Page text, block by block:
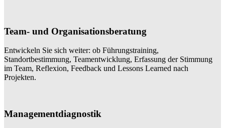
Team- und Organisationsberatung
Entwickeln Sie sich weiter: ob Führungstraining,
Standortbestimmung, Teamentwicklung, Erfassung der Stimmung
im Team, Reflexion, Feedback und Lessons Learned nach
Projekten.
Managementdiagnostik